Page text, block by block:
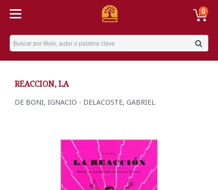
0
Username
REACCION, LA
DE BONI, IGNACIO - DELACOSTE, GABRIEL